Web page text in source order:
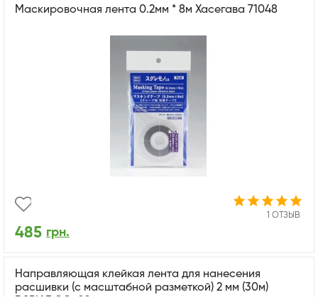
Маскировочная лента 0.2мм * 8м Хасегава 71048
1 ОТЗЫВ
485 грн.
Направляющая клейкая лента для нанесения
расшивки (с масштабной разметкой) 2 мм (30м)